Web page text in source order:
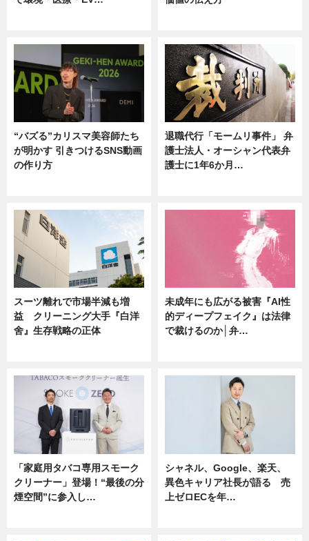
“バズる”カリスマ美容師たち
が明かす 引きつけるSNS動画
の作り方
退職代行「モームリ事件」 弁
護士法人・オーシャン代表弁
護士に1年6か月…
スーツ離れで市場半減も増
益 クリーニング大手『白洋
舍』生存戦略の正体
未成年にも広がる被害『AI性
的ディープフェイク』は法律
で裁けるのか│弁…
「家庭用タバコ専用スモーク
クリーナー」登場！“最後の分
煙空間”に参入し…
シャネル、Google、楽天、
異色キャリア社長が語る 売
上ゼロECを年…